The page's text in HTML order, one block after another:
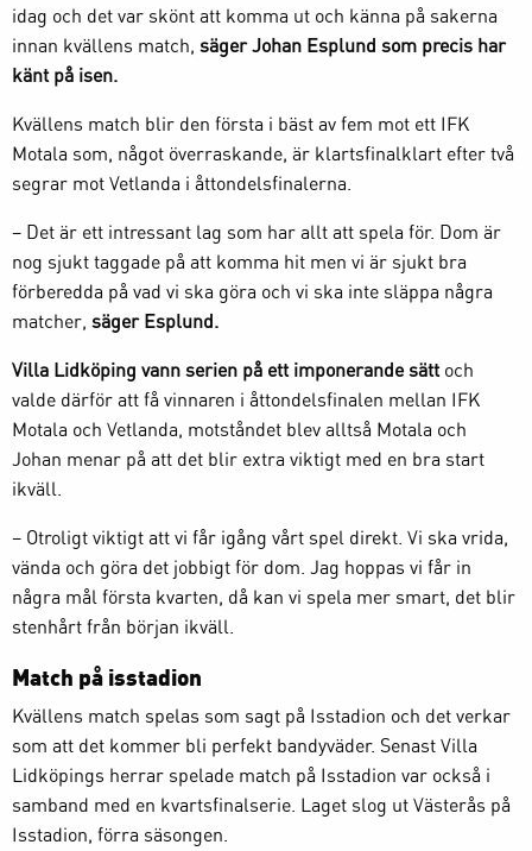
idag och det var skönt att komma ut och känna på sakerna
innan kvällens match, säger Johan Esplund som precis har
känt på isen.
Kvällens match blir den första i bäst av fem mot ett IFK
Motala som, något överraskande, är klartsfinalklart efter två
segrar mot Vetlanda i åttondelsfinalerna.
– Det är ett intressant lag som har allt att spela för. Dom är
nog sjukt taggade på att komma hit men vi är sjukt bra
förberedda på vad vi ska göra och vi ska inte släppa några
matcher, säger Esplund.
Villa Lidköping vann serien på ett imponerande sätt och
valde därför att få vinnaren i åttondelsfinalen mellan IFK
Motala och Vetlanda, motståndet blev alltså Motala och
Johan menar på att det blir extra viktigt med en bra start
ikväll.
– Otroligt viktigt att vi får igång vårt spel direkt. Vi ska vrida,
vända och göra det jobbigt för dom. Jag hoppas vi får in
några mål första kvarten, då kan vi spela mer smart, det blir
stenhårt från början ikväll.
Match på isstadion
Kvällens match spelas som sagt på Isstadion och det verkar
som att det kommer bli perfekt bandyväder. Senast Villa
Lidköpings herrar spelade match på Isstadion var också i
samband med en kvartsfinalserie. Laget slog ut Västerås på
Isstadion, förra säsongen.